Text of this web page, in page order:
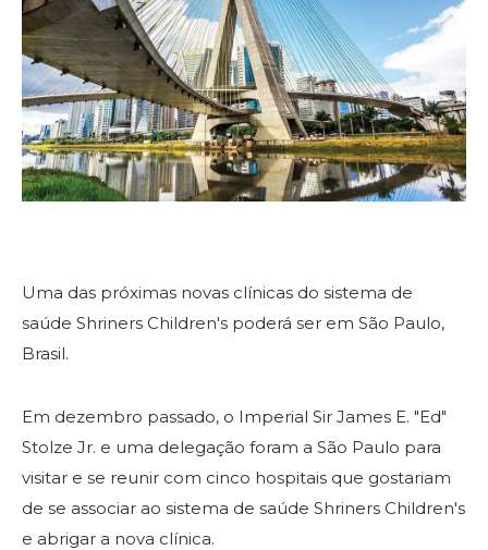
Start Your Journey
Define Your Path
Our Connection with Freemasonry
Experience the Brotherhood
News & Events
SIEF Programs
Oriental Guide Leadership Conference
Contacte-nos
Uma das próximas novas clínicas do sistema de
saúde Shriners Children's poderá ser em São Paulo,
Brasil.
Em dezembro passado, o Imperial Sir James E. "Ed"
Stolze Jr. e uma delegação foram a São Paulo para
visitar e se reunir com cinco hospitais que gostariam
de se associar ao sistema de saúde Shriners Children's
e abrigar a nova clínica.